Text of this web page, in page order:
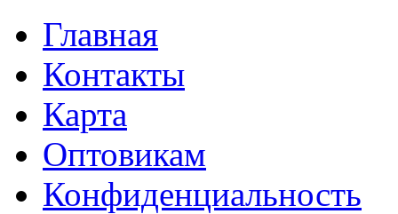
Главная
Контакты
Карта
Оптовикам
Конфиденциальность